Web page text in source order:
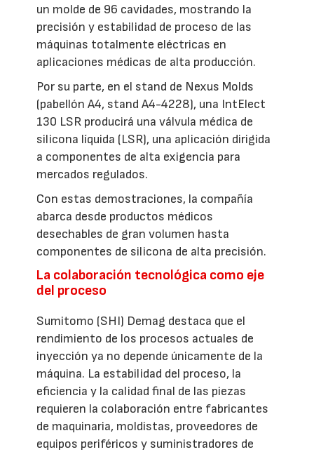
un molde de 96 cavidades, mostrando la
precisión y estabilidad de proceso de las
máquinas totalmente eléctricas en
aplicaciones médicas de alta producción.
Por su parte, en el stand de Nexus Molds
(pabellón A4, stand A4-4228), una IntElect
130 LSR producirá una válvula médica de
silicona líquida (LSR), una aplicación dirigida
a componentes de alta exigencia para
mercados regulados.
Con estas demostraciones, la compañía
abarca desde productos médicos
desechables de gran volumen hasta
componentes de silicona de alta precisión.
La colaboración tecnológica como eje
del proceso
Sumitomo (SHI) Demag destaca que el
rendimiento de los procesos actuales de
inyección ya no depende únicamente de la
máquina. La estabilidad del proceso, la
eficiencia y la calidad final de las piezas
requieren la colaboración entre fabricantes
de maquinaria, moldistas, proveedores de
equipos periféricos y suministradores de